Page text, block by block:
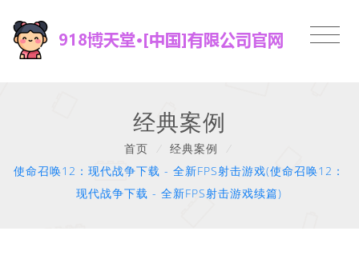
经典案例
首页 经典案例
使命召唤12：现代战争下载 - 全新FPS射击游戏(使命召唤12：
现代战争下载 - 全新FPS射击游戏续篇)